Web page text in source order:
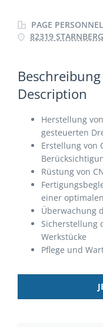
PAGE
82319
Description
Herstellung
gesteuerten
Erstellung von
Rüstung von
einer
Überwachung
Sicherstellung
Werkstücke
Pflege und